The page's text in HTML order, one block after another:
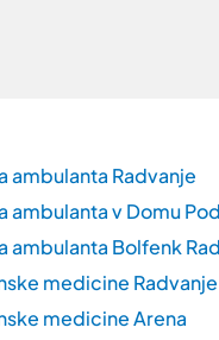
ambulanta Radvanje
ambulanta v Domu
ambulanta Bolfenk
medicine Radvanje
medicine Arena